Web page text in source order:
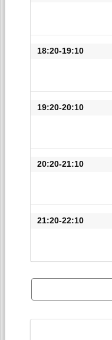
18:20-19:10
19:20-20:10
20:20-21:10
21:20-22:10